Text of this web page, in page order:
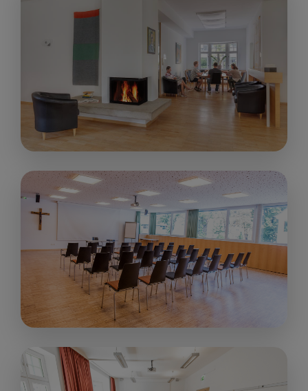
„Kaminzimmer“
ab € 180,00
up to 25
people
„Saal“
ab € 280,00
105 m²
up to 80
people